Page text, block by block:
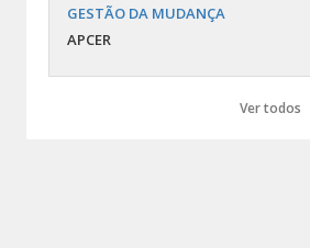
GESTÃO DA MUDANÇA
APCER
Ver todos